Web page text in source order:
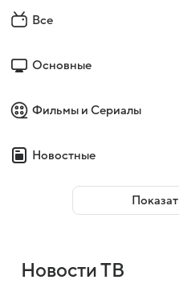
Все
Основные
Фильмы и Сериалы
Новостные
Новости ТВ